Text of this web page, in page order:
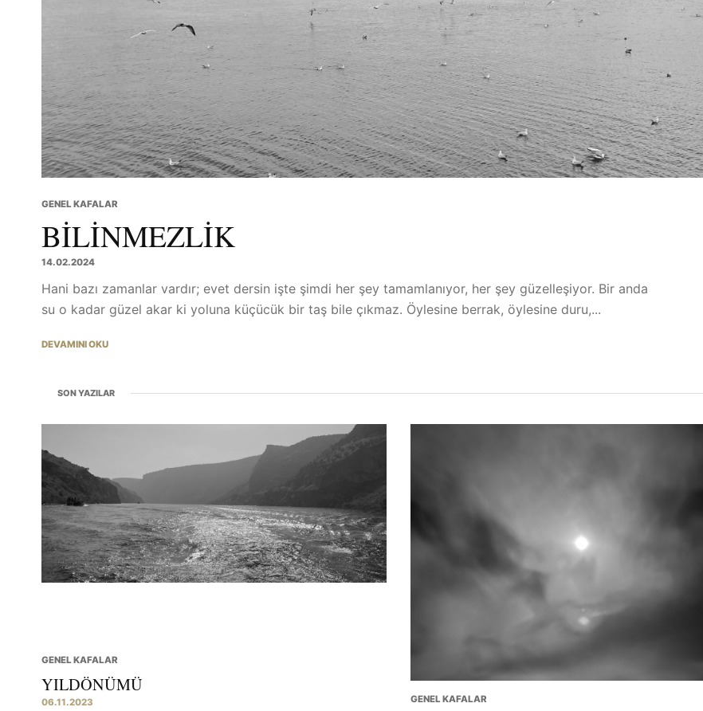
GENEL KAFALAR
BILINMEZLIK
14.02.2024
Hani bazı zamanlar vardır; evet dersin işte şimdi her şey tamamlanıyor, her şey güzelleşiyor. Bir anda
su o kadar güzel akar ki yoluna küçücük bir taş bile çıkmaz. Öylesine berrak, öylesine duru,...
DEVAMINI OKU
SON YAZILAR
GENEL KAFALAR
YILDÖNÜMÜ
06.11.2023 GENEL KAFALAR